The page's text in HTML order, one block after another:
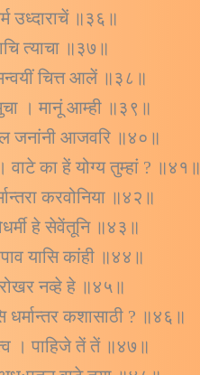
उध्दाराचें ॥३६॥
त्याचा ॥३७॥
चित्त आलें ॥३८॥
। मानूं आम्ही ॥३९॥
जनांनी आजवरि ॥४०॥
वाटे का हें योग्य तुम्हां ? ॥४१॥
करवोनिया ॥४२॥
हे सेवेंतूनि ॥४३॥
यासि कांही ॥४४॥
नव्हे हे ॥४५॥
धर्मान्तर कशासाठी ? ॥४६॥
। पाहिजे तें तें ॥४७॥